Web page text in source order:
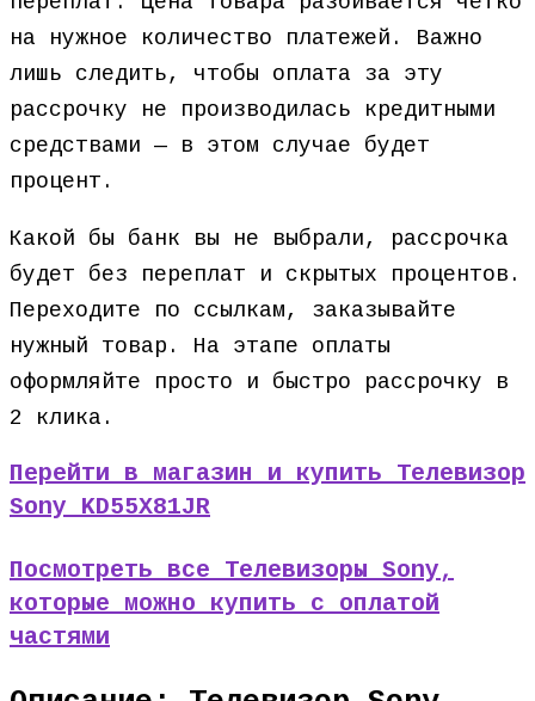
на нужное количество платежей. Важно
лишь следить, чтобы оплата за эту
рассрочку не производилась кредитными
средствами — в этом случае будет
процент.
Какой бы банк вы не выбрали, рассрочка
будет без переплат и скрытых процентов.
Переходите по ссылкам, заказывайте
нужный товар. На этапе оплаты
оформляйте просто и быстро рассрочку в
2 клика.
Перейти в магазин и купить Телевизор
Sony KD55X81JR
Посмотреть все Телевизоры Sony,
которые можно купить с оплатой
частями